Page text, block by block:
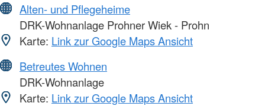
Alten- und Pflegeheime
DRK-Wohnanlage Prohner Wiek - Prohn
Karte: Link zur Google Maps Ansicht
Betreutes Wohnen
DRK-Wohnanlage
Karte: Link zur Google Maps Ansicht